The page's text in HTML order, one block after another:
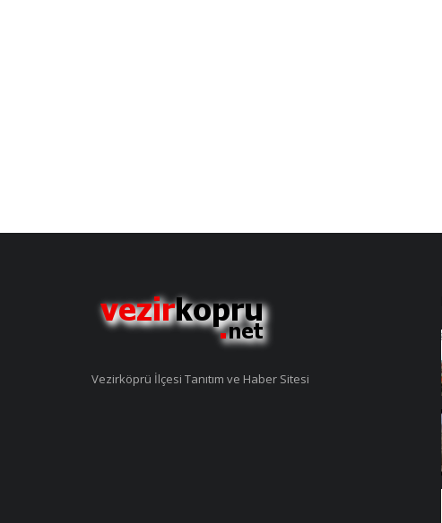
Vezirköprü İlçesi Tanıtım ve Haber Sitesi